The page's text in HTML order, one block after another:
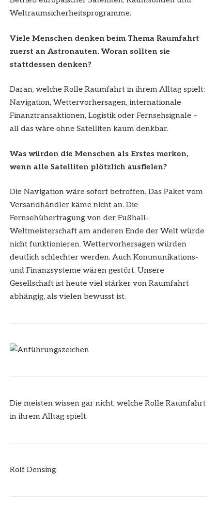
Weltraumsicherheitsprogramme.
Viele Menschen denken beim Thema Raumfahrt
zuerst an Astronauten. Woran sollten sie
stattdessen denken?
Daran, welche Rolle Raumfahrt in ihrem Alltag spielt:
Navigation, Wettervorhersagen, internationale
Finanztransaktionen, Logistik oder Fernsehsignale –
all das wäre ohne Satelliten kaum denkbar.
Was würden die Menschen als Erstes merken,
wenn alle Satelliten plötzlich ausfielen?
Die Navigation wäre sofort betroffen. Das Paket vom
Versandhändler käme nicht an. Die
Fernsehübertragung von der Fußball-
Weltmeisterschaft am anderen Ende der Welt würde
nicht funktionieren. Wettervorhersagen würden
deutlich schlechter werden. Auch Kommunikations-
und Finanzsysteme wären gestört. Unsere
Gesellschaft ist heute viel stärker von Raumfahrt
abhängig, als vielen bewusst ist.
Die meisten wissen gar nicht, welche Rolle Raumfahrt
in ihrem Alltag spielt.
Rolf Densing